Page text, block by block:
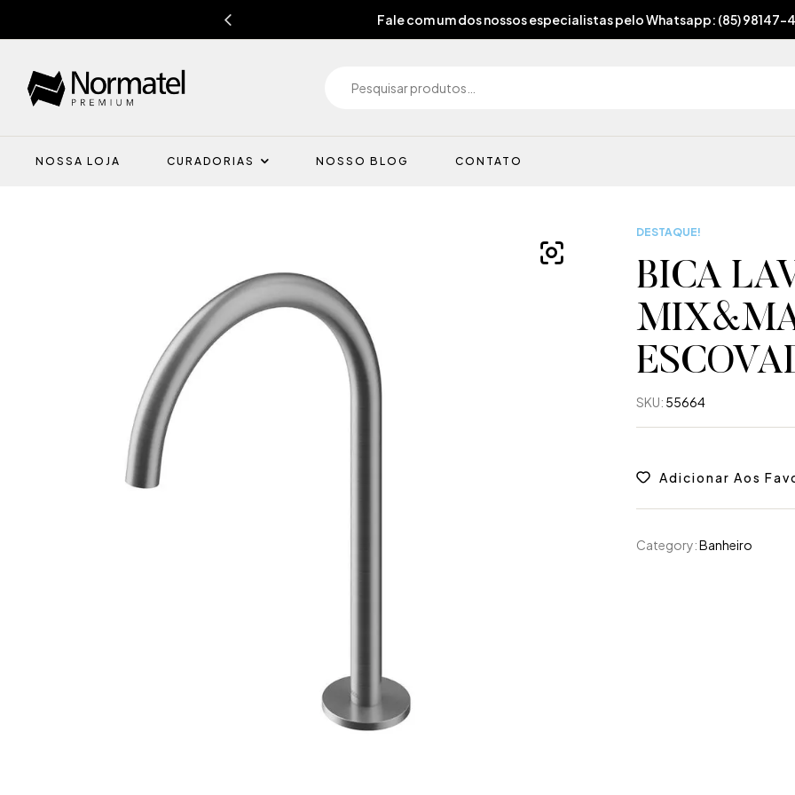
Fale com um dos nossos especialistas pelo Whatsapp: (85) 98147-
NOSSA LOJA CURADORIAS NOSSO BLOG CONTATO
DESTAQUE!
BICA
SKU: 55664
Adicionar Aos
Category:Banheiro